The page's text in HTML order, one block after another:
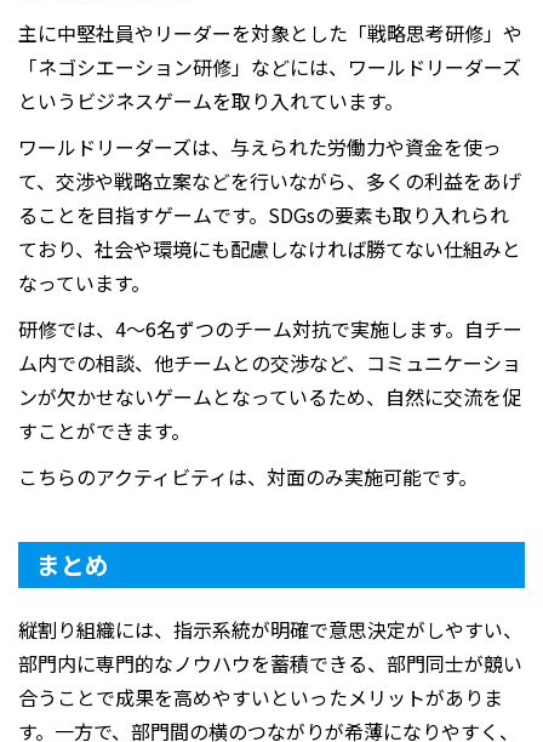
主に中堅社員やリーダーを対象とした「戦略思考研修」や
「ネゴシエーション研修」などには、ワールドリーダーズ
というビジネスゲームを取り入れています。
ワールドリーダーズは、与えられた労働力や資金を使っ
て、交渉や戦略立案などを行いながら、多くの利益をあげ
ることを目指すゲームです。 SDGsの要素も取り入れられ
ており、社会や環境にも配慮しなければ勝てない仕組みと
なっています。
研修では、 4～6名ずつのチーム対抗で実施します。自チー
ム内での相談、他チームとの交渉など、コミュニケーショ
ンが欠かせないゲームとなっているため、自然に交流を促
すことができます。
こちらのアクティビティは、対面のみ実施可能です。
まとめ
縦割り組織には、指示系統が明確で意思決定がしやすい、
部門内に専門的なノウハウを蓄積できる、部門同士が競い
合うことで成果を高めやすいといったメリットがありま
す。一方で、部門間の横のつながりが希薄になりやすく、